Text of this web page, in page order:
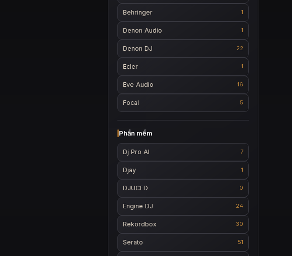
Behringer 1
Denon Audio 1
Denon DJ 22
Ecler 1
Eve Audio 16
Focal 5
Phần mềm
Dj Pro AI 7
Djay 1
DJUCED 0
Engine DJ 24
Rekordbox 30
Serato 51